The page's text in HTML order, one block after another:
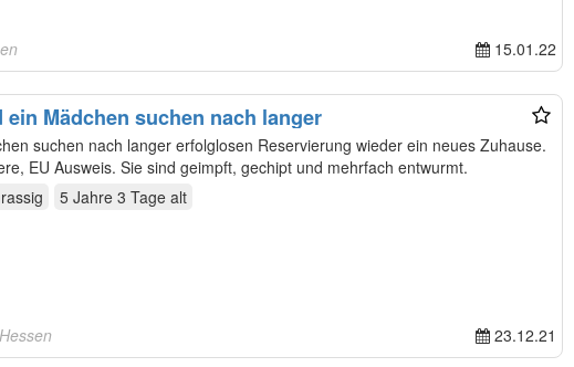
15.01.22
ein Mädchen suchen nach langer
suchen nach langer erfolglosen Reservierung wieder ein neues Zuhause.
EU Ausweis. Sie sind geimpft, gechipt und mehrfach entwurmt.
5 Jahre 3 Tage alt
23.12.21